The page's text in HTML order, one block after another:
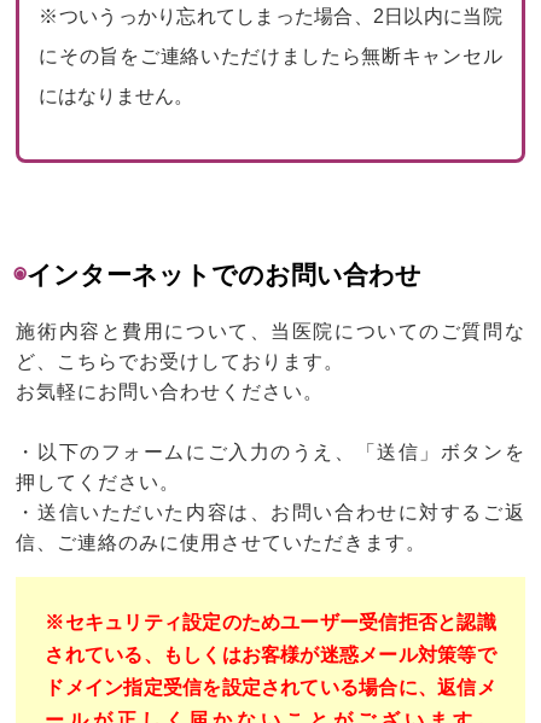
※ついうっかり忘れてしまった場合、2日以内に当院
にその旨をご連絡いただけましたら無断キャンセル
にはなりません。
◉インターネットでのお問い合わせ
施術内容と費用について、当医院についてのご質問な
ど、こちらでお受けしております。
お気軽にお問い合わせください。
・以下のフォームにご入力のうえ、「送信」ボタンを
押してください。
・送信いただいた内容は、お問い合わせに対するご返
信、ご連絡のみに使用させていただきます。
※セキュリティ設定のためユーザー受信拒否と認識
されている、もしくはお客様が迷惑メール対策等で
ドメイン指定受信を設定されている場合に、返信メ